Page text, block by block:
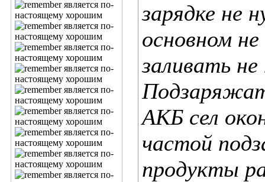
зарядке не
основном
заливать
АКБ сел
частой
продукты